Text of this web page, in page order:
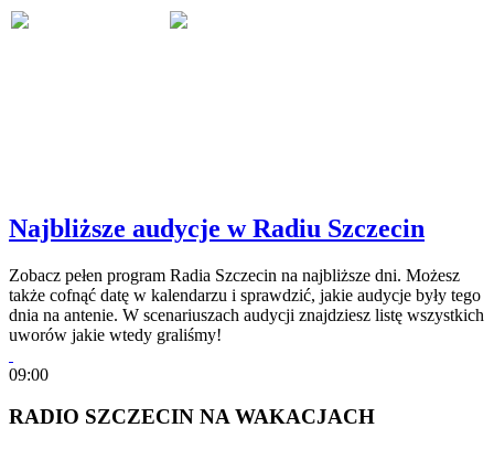
Najbliższe audycje w Radiu Szczecin
Zobacz pełen program Radia Szczecin na najbliższe dni. Możesz
także cofnąć datę w kalendarzu i sprawdzić, jakie audycje były tego
dnia na antenie. W scenariuszach audycji znajdziesz listę wszystkich
uworów jakie wtedy graliśmy!
09:00
RADIO SZCZECIN NA WAKACJACH